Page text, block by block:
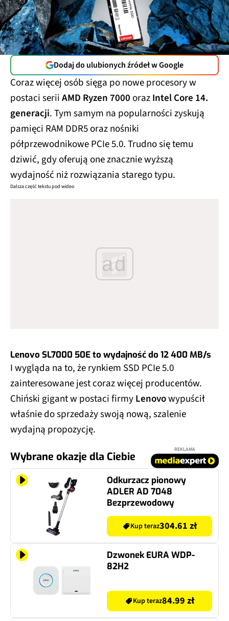
Dodaj do ulubionych źródeł w Google
Coraz więcej osób sięga po nowe procesory w
postaci seriiAMD Ryzen 7000orazIntel Core 14.
generacji. Tym samym na popularności zyskują
pamięci RAM DDR5 oraz nośniki
półprzewodnikowe PCIe 5.0. Trudno się temu
dziwić, gdy oferują one znacznie wyższą
wydajność niż rozwiązania starego typu.
Dalsza część tekstu pod wideo
ad
Lenovo SL7000 50E to wydajność do 12 400 MB/s
I wygląda na to, że rynkiem SSD PCIe 5.0
zainteresowane jest coraz więcej producentów.
Chiński gigant w postaci firmyLenovowypuścił
właśnie do sprzedaży swoją nową, szalenie
wydajną propozycję.
Wybrane okazje dla Ciebie
REKLAMA
Odkurzacz pionowy
ADLER AD 7048
Bezprzewodowy
Kup teraz304.61 zł
Dzwonek EURA WDP-
82H2
Kup teraz84.99 zł